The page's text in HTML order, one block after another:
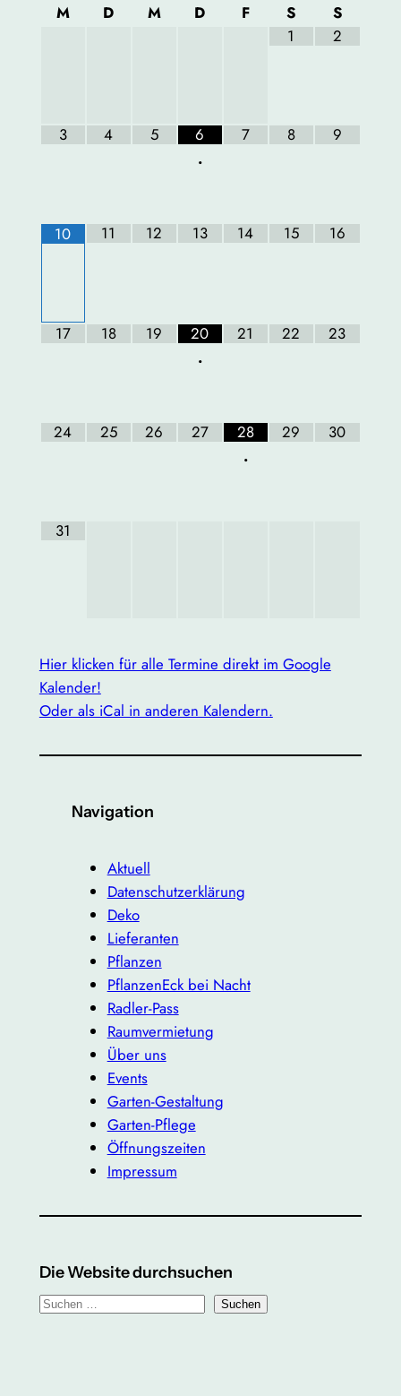
M D M D F S
S
1
2
3 4 5
6
•
7 8 9
10 11 12 13 14 15 16
17 18 19
20
•
21 22 23
24 25 26 27
28
•
29 30
31
Hier klicken für alle Termine direkt im Google
Kalender!
Oder als iCal in anderen Kalendern.
Navigation
Aktuell
Datenschutzerklärung
Deko
Lieferanten
Pflanzen
PflanzenEck bei Nacht
Radler-Pass
Raumvermietung
Über uns
Events
Garten-Gestaltung
Garten-Pflege
Öffnungszeiten
Impressum
Die Website durchsuchen
S
Suchen